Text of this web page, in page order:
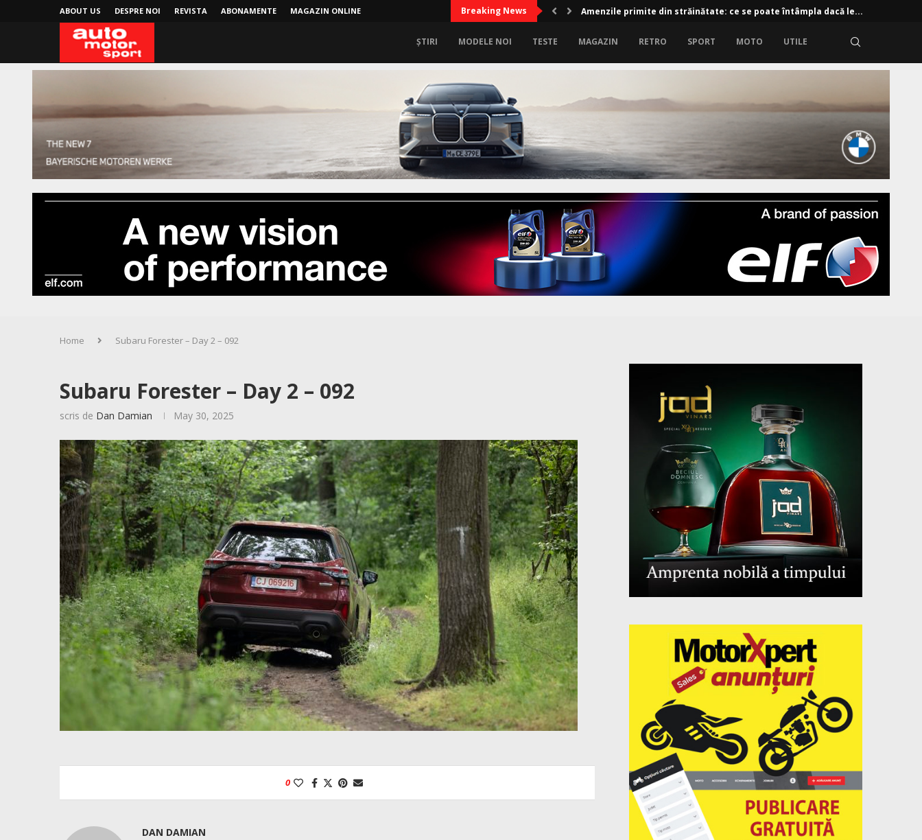
ABOUT US DESPRE NOI REVISTA ABONAMENTE MAGAZIN ONLINE Breaking News Amenzile primite din străinătate: ce se poate întâmpla dacă le...
ȘTIRI MODELE NOI TESTE MAGAZIN RETRO SPORT MOTO UTILE
Home Subaru Forester – Day 2 – 092
Subaru Forester – Day 2 – 092
scris de Dan Damian May 30, 2025
0
DAN DAMIAN